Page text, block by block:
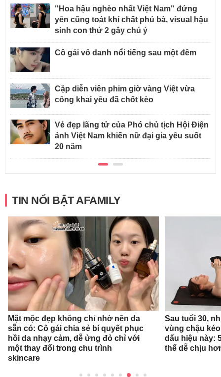
"Hoa hậu nghèo nhất Việt Nam" đứng
yên cũng toát khí chất phú bà, visual hậu
sinh con thứ 2 gây chú ý
Cô gái vô danh nổi tiếng sau một đêm
Cặp diễn viên phim giờ vàng Việt vừa
công khai yêu đã chốt kèo
Vẻ đẹp lãng tử của Phó chủ tịch Hội Điện
ảnh Việt Nam khiến nữ đại gia yêu suốt
20 năm
TIN NỔI BẬT AFAMILY
Mặt mộc đẹp không chỉ nhờ nền da
sẵn có: Cô gái chia sẻ bí quyết phục
hồi da nhạy cảm, dễ ửng đỏ chỉ với
một thay đổi trong chu trình
skincare
Sau tuổi 30,
vùng chậu
dấu hiệu này:
thể dễ chịu